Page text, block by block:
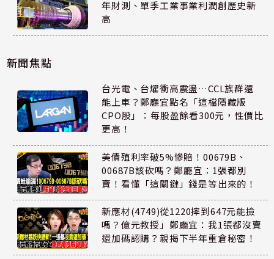
年財測、單季工業事業利潤創歷史新
高
新聞焦點
台光電、台燿衝高震盪…CCL族群還
能上車？鄭廳宜點名「這檔隱藏版
CPO股」：每股盈餘看300元，性價比
更高！
美債殖利率破5%慘賠！00679B、
00687B該砍嗎？鄭廳宜：1張都別
賣！看懂「這關鍵」錢是等出來的！
新應材(4749)從1220摔到647元能撿
嗎？億元教授」鄭廳宜：我1張都沒賣
還加碼認購？親揭下半年重倉秘密！